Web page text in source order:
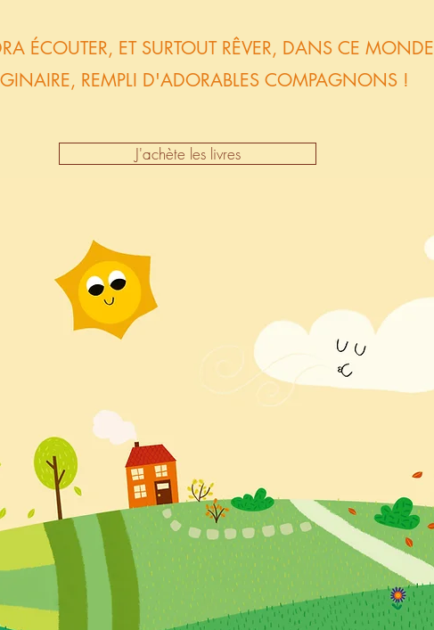
ÉCOUTER, ET SURTOUT RÊVER, DANS CE MONDE
REMPLI D'ADORABLES COMPAGNONS !
J'achète les livres